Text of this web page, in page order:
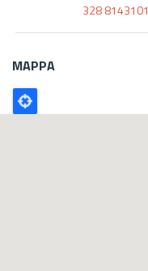
328 8143101
MAPPA
Poligono
GEO